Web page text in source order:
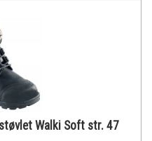
Walki Soft str. 47